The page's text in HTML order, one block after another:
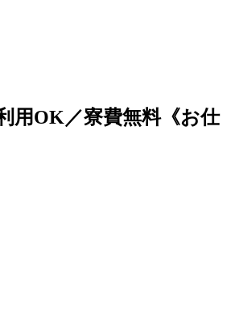
用OK／寮費無料《お仕